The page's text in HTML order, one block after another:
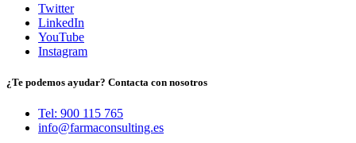
Twitter
LinkedIn
YouTube
Instagram
¿Te podemos ayudar? Contacta con nosotros
Tel: 900 115 765
info@farmaconsulting.es